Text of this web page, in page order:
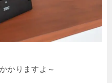
かりますよ～